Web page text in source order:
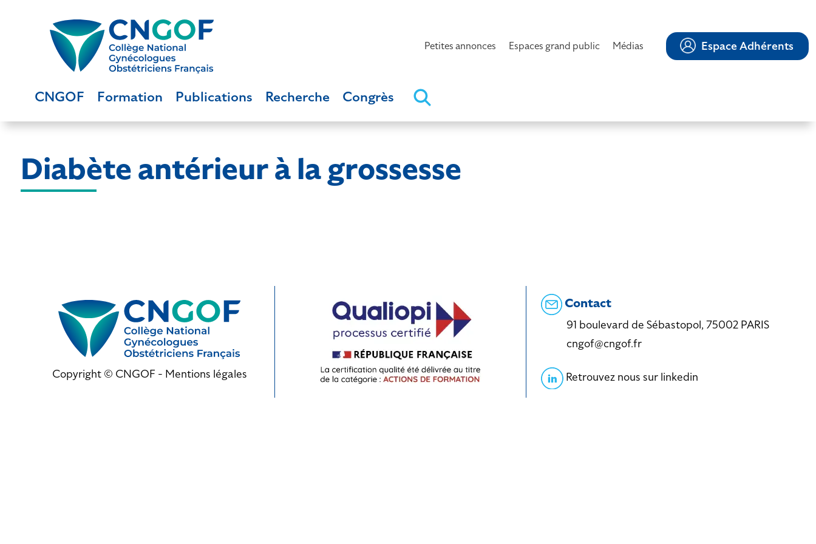
Petites annonces Espaces grand public Médias Espace Adhérents
CNGOF Formation Publications Recherche Congrès
Diabète antérieur à la grossesse
Copyright © CNGOF - Mentions légales
Contact
91 boulevard de Sébastopol, 75002 PARIS
cngof@cngof.fr
Retrouvez nous sur linkedin